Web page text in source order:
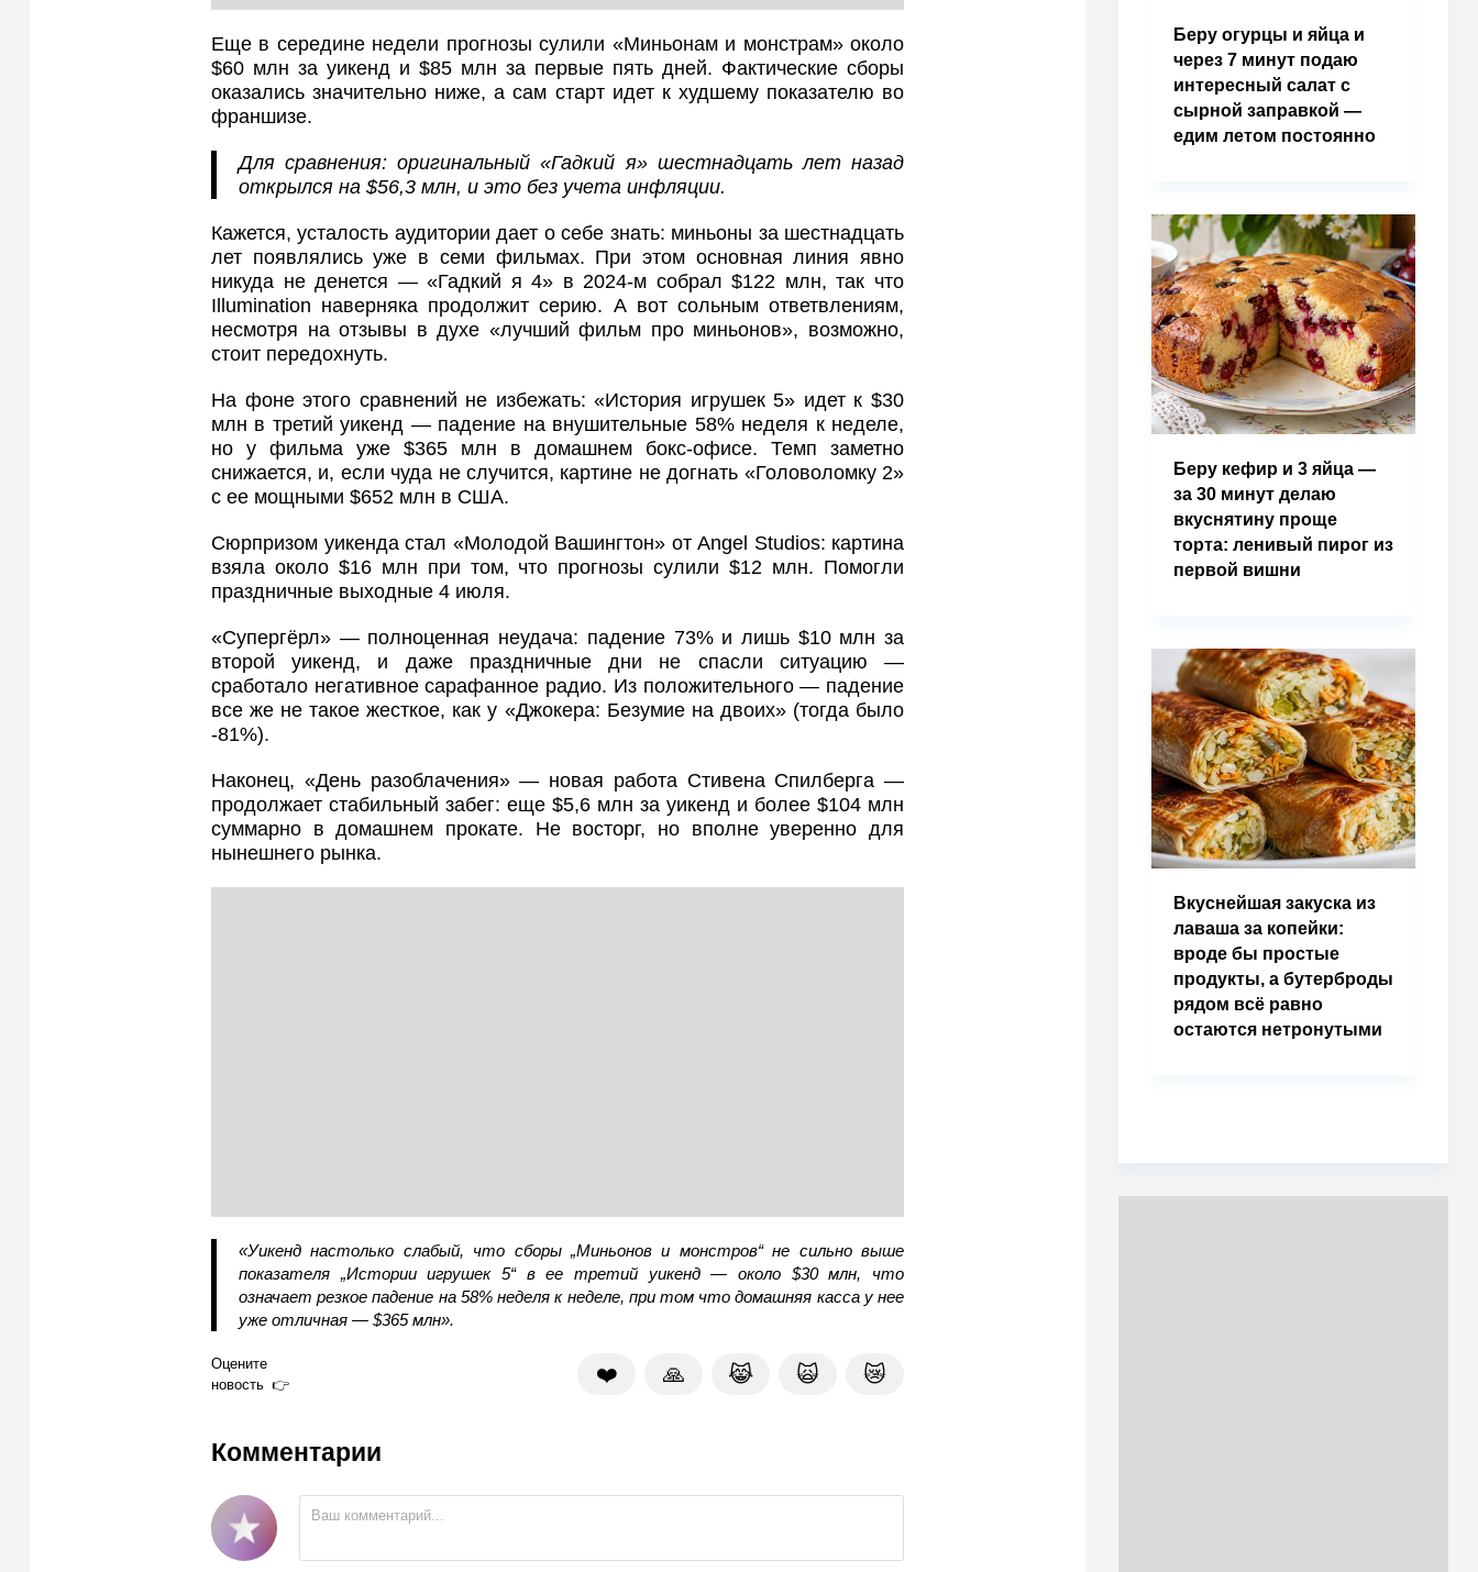
Еще в середине недели прогнозы сулили «Миньонам и монстрам» около
$60 млн за уикенд и $85 млн за первые пять дней. Фактические сборы
оказались значительно ниже, а сам старт идет к худшему показателю во
франшизе.
Для сравнения: оригинальный «Гадкий я» шестнадцать лет назад
открылся на $56,3 млн, и это без учета инфляции.
Кажется, усталость аудитории дает о себе знать: миньоны за шестнадцать
лет появлялись уже в семи фильмах. При этом основная линия явно
никуда не денется — «Гадкий я 4» в 2024-м собрал $122 млн, так что
Illumination наверняка продолжит серию. А вот сольным ответвлениям,
несмотря на отзывы в духе «лучший фильм про миньонов», возможно,
стоит передохнуть.
На фоне этого сравнений не избежать: «История игрушек 5» идет к $30
млн в третий уикенд — падение на внушительные 58% неделя к неделе,
но у фильма уже $365 млн в домашнем бокс-офисе. Темп заметно
снижается, и, если чуда не случится, картине не догнать «Головоломку 2»
с ее мощными $652 млн в США.
Сюрпризом уикенда стал «Молодой Вашингтон» от Angel Studios: картина
взяла около $16 млн при том, что прогнозы сулили $12 млн. Помогли
праздничные выходные 4 июля.
«Супергёрл» — полноценная неудача: падение 73% и лишь $10 млн за
второй уикенд, и даже праздничные дни не спасли ситуацию —
сработало негативное сарафанное радио. Из положительного — падение
все же не такое жесткое, как у «Джокера: Безумие на двоих» (тогда было
-81%).
Наконец, «День разоблачения» — новая работа Стивена Спилберга —
продолжает стабильный забег: еще $5,6 млн за уикенд и более $104 млн
суммарно в домашнем прокате. Не восторг, но вполне уверенно для
нынешнего рынка.
«Уикенд настолько слабый, что сборы „Миньонов и монстров“ не сильно выше
показателя „Истории игрушек 5“ в ее третий уикенд — около $30 млн, что
означает резкое падение на 58% неделя к неделе, при том что домашняя касса у нее
уже отличная — $365 млн».
Оцените
новость
❤️ 🙏 😹 🙀 😿
Комментарии
Беру огурцы и яйца и
через 7 минут подаю
интересный салат с
сырной заправкой —
едим летом постоянно
Беру кефир и 3 яйца —
за 30 минут делаю
вкуснятину проще
торта: ленивый пирог из
первой вишни
Вкуснейшая закуска из
лаваша за копейки:
вроде бы простые
продукты, а бутерброды
рядом всё равно
остаются нетронутыми